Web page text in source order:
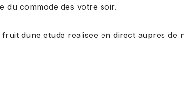
du commode des votre soir.
dune etude realisee en direct aupres de